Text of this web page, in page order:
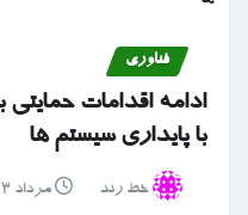
فناوری
ادامه اقدامات
با پایداری سیستم ها
خط رند مرداد ۱۳, ۱۴۰۵